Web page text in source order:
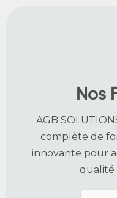
Nos
AGB
complète de
innovante pour
qualité